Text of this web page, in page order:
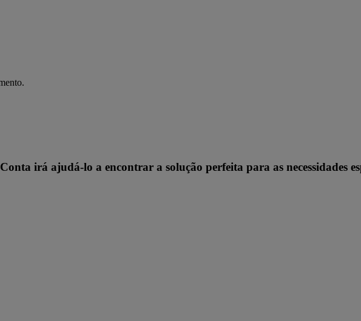
irá ajudá-lo a encontrar a solução perfeita para as necessidades